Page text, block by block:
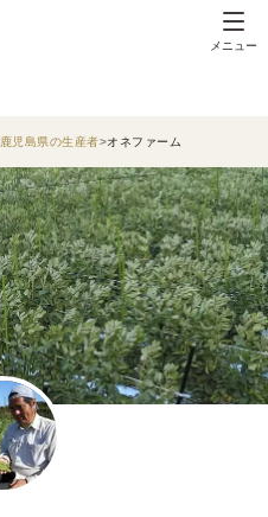
メニュー
鹿児島県の生産者 オネファーム